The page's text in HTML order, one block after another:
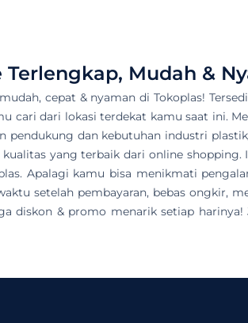
Terlengkap, Mudah &
cepat & nyaman di Tokoplas!
dari lokasi terdekat kamu saat ini.
pendukung dan kebutuhan industri
yang terbaik dari online shopping.
Apalagi kamu bisa menikmati
setelah pembayaran, bebas ongkir,
diskon & promo menarik setiap